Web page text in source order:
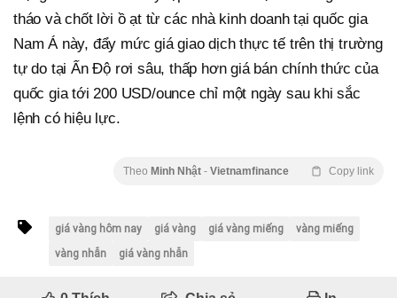
tháo và chốt lời ồ ạt từ các nhà kinh doanh tại quốc gia
Nam Á này, đẩy mức giá giao dịch thực tế trên thị trường
tự do tại Ấn Độ rơi sâu, thấp hơn giá bán chính thức của
quốc gia tới 200 USD/ounce chỉ một ngày sau khi sắc
lệnh có hiệu lực.
Theo Minh Nhật - Vietnamfinance Copy link
giá vàng hôm nay giá vàng giá vàng miếng
vàng miếng
vàng nhẫn
giá vàng nhẫn